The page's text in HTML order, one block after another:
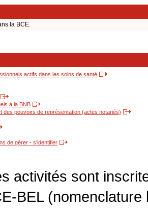
la BCE.
actifs dans les soins de santé
à la BNB
des pouvoirs de représentation (actes notariés)
de gérer - s'identifier
activités sont
BEL